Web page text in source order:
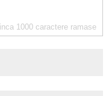
inca 1000 caractere ramase